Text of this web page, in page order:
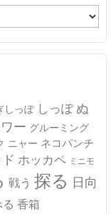
しっぽ しっぽ ぬ
ー グルーミング
ニャー ネコパンチ
ホッカペ ミニモ
戦う 探る 日向
香箱